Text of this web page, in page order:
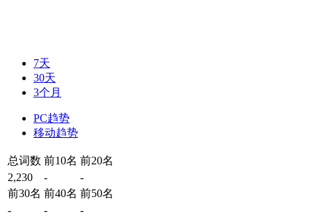
7天
30天
3个月
PC趋势
移动趋势
总词数 前10名 前20名
2,230
-
-
前30名 前40名 前50名
-
-
-